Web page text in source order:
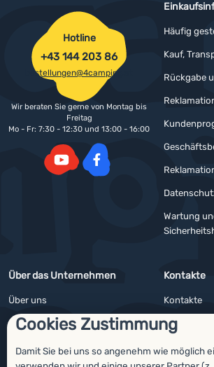
Cookies Zustimmung
Damit Sie bei uns so angenehm wie möglich
Häufig
Kauf,
Rückgabe
Wartung
Über das Unternehmen
Über uns
Impressum
4camping4nature
Kontakte
Kontakte
Angebote
Newsletter
Hotline
+43 144 203 86
bestellungen@4camping.at
Wir beraten Sie gerne von Montag bis
Freitag
Mo - Fr: 7:30 - 12:30 und 13:00 - 16:00